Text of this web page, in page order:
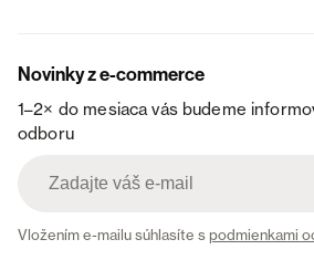
Novinky z e-commerce
1–2× do mesiaca vás budeme
odboru
Vložením e-mailu súhlasíte spodmienkami